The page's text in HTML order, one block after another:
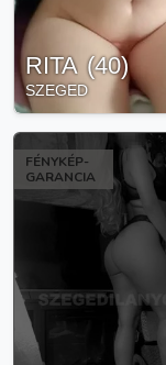
RITA (40)
SZEGED
FÉNYKÉP-
GARANCIA